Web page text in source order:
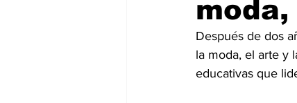
Sostenibilidad salud
Después de dos
la moda, el arte y
educativas que